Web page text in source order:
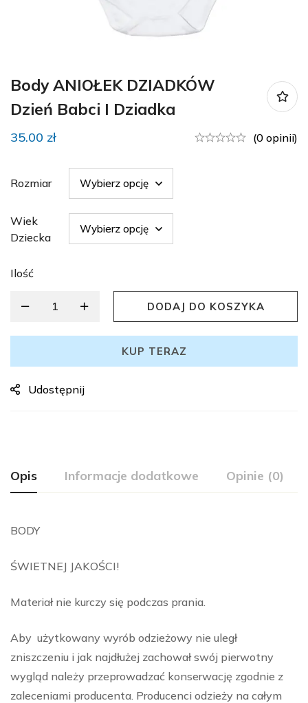
Body ANIOŁEK DZIADKÓW
Dzień Babci I Dziadka
35.00 zł (0 opinii)
Rozmiar
Wiek
Dziecka
Ilość
DODAJ DO KOSZYKA
KUP TERAZ
Udostępnij
Opis Informacje dodatkowe Opinie (0)
BODY
ŚWIETNEJ JAKOŚCI!
Materiał nie kurczy się podczas prania.
Aby użytkowany wyrób odzieżowy nie uległ
zniszczeniu i jak najdłużej zachował swój pierwotny
wygląd należy przeprowadzać konserwację zgodnie z
zaleceniami producenta. Producenci odzieży na całym